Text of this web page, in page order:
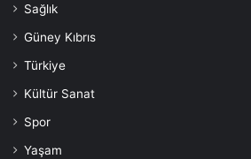
Sağlık
Güney Kıbrıs
Türkiye
Kültür Sanat
Spor
Yaşam